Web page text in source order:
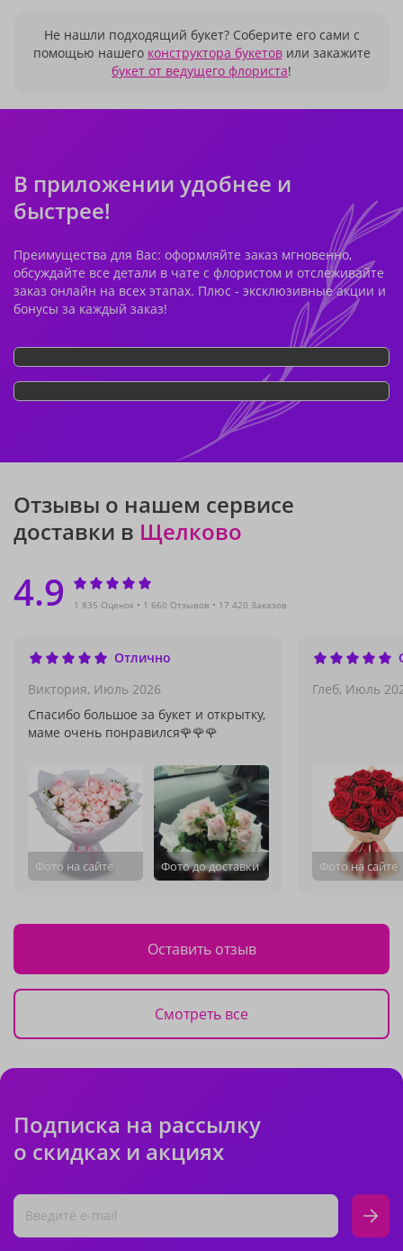
Не нашли подходящий букет? Соберите его сами с
помощью нашего конструктора букетовили закажите
букет от ведущего флориста!
В приложении удобнее и
быстрее!
Преимущества для Вас: оформляйте заказ мгновенно,
обсуждайте все детали в чате с флористом и отслеживайте
заказ онлайн на всех этапах. Плюс - эксклюзивные акции и
бонусы за каждый заказ!
Отзывы о нашем сервисе
доставки в Щелково
4.9 1 835 Оценок 1 660 Отзывов 17 420 Заказов
Отлично
Виктория, Июль 2026
Спасибо большое за букет и открытку,
маме очень понравился🌹🌹🌹
Фото на сайте Фото до доставки
Глеб, Июль
Фото на сайте
Оставить отзыв
Смотреть все
Подписка на рассылку
о скидках и акциях